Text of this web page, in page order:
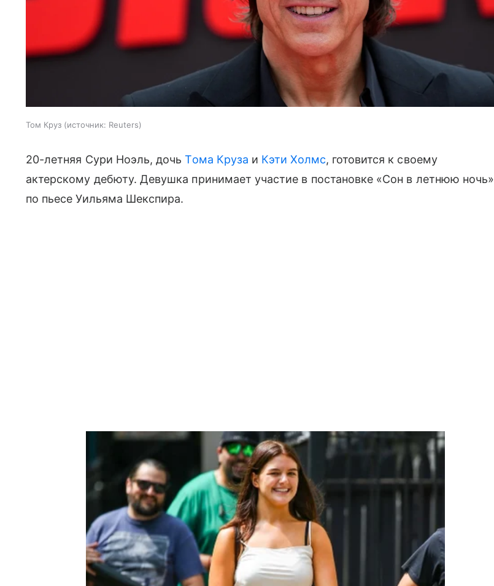
Том Круз источник: Reuters
20-летняя Сури Ноэль, дочьТома Круза и Кэти Холмс, готовится к своему
актерскому дебюту. Девушка принимает участие в постановке «Сон в летнюю ночь»
по пьесе Уильяма Шекспира.